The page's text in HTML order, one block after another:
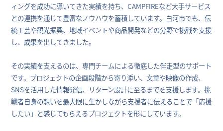
ィングを成功に導いてきた実績を持ち、CAMPFIREなど大手サービス
との連携を通じて豊富なノウハウを蓄積しています。白河市でも、伝
統工芸や観光振興、地域イベントや商品開発などの分野で挑戦を支援
し、成果を出してきました。
その実績を支えるのは、専門チームによる徹底した伴走型のサポート
です。プロジェクトの企画段階から寄り添い、文章や映像の作成、
SNSを活用した情報発信、リターン設計に至るまでを支援します。挑
戦者自身の想いを最大限に生かしながら支援者に伝えることで「応援
したい」と感じてもらえるプロジェクトを形にしています。